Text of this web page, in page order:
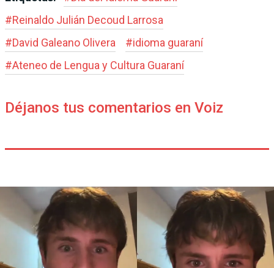
#Reinaldo Julián Decoud Larrosa
#David Galeano Olivera #idioma guaraní
#Ateneo de Lengua y Cultura Guaraní
Déjanos tus comentarios en Voiz